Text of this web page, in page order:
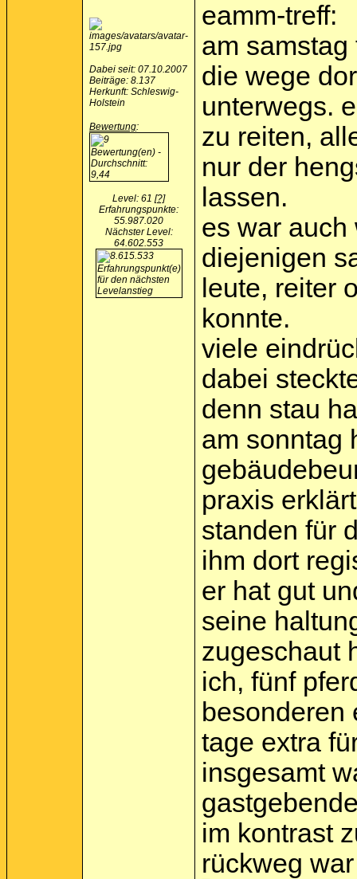
Dabei seit: 07.10.2007
Beiträge: 8.137
Herkunft: Schleswig-
Holstein
Bewertung:
Level: 61 [?]
Erfahrungspunkte:
55.987.020
Nächster Level:
64.602.553
eamm-treff:
am
die wege
unterwegs.
zu reiten,
nur der
lassen.
es war auch
diejenigen
leute, reiter
konnte.
viele
dabei
denn stau
am sonntag
praxis
standen für
ihm dort
er hat gut
seine
zugeschaut
ich, fünf
besonderen
tage extra
insgesamt
im kontrast
rückweg